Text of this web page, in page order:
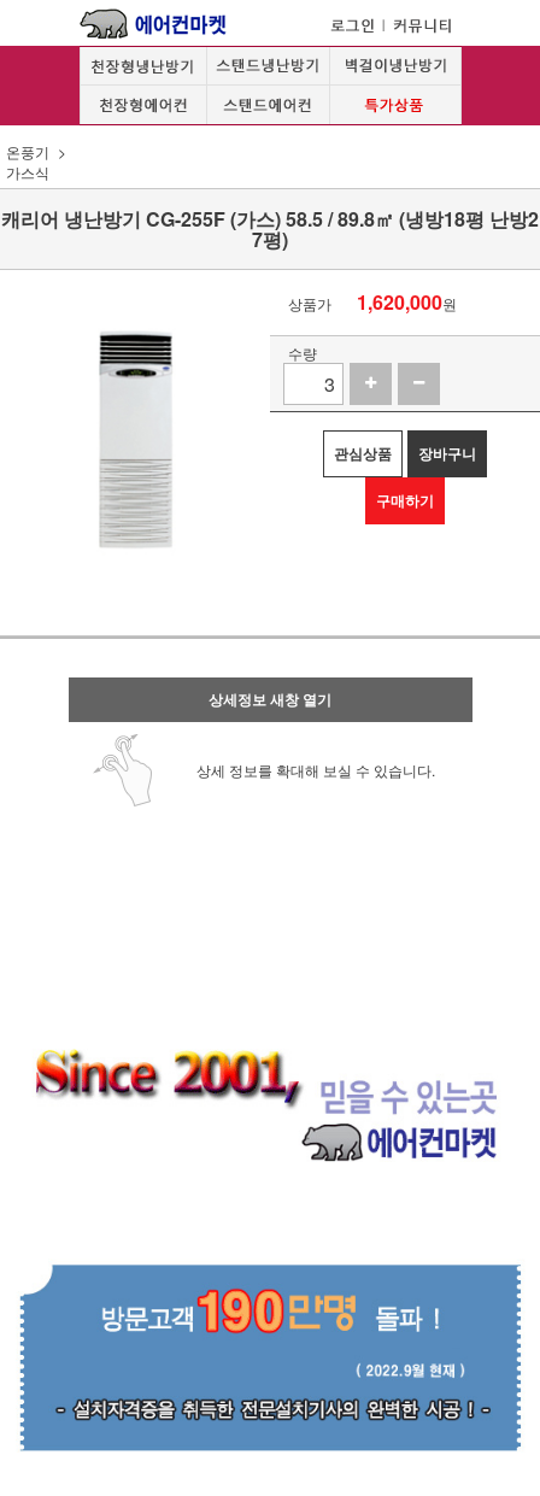
온풍기
가스식
캐리어 냉난방기 CG-255F (가스) 58.5 / 89.8㎡ (냉방18평 난방2
7평)
상품가 1,620,000원
수량
관심상품 장바구니
구매하기
상세정보 새창 열기
상세 정보를 확대해 보실 수 있습니다.